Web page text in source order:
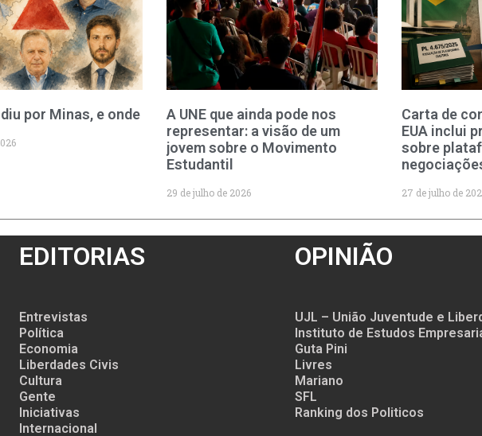
por Minas, e onde
A UNE que ainda pode nos
representar: a visão de um
jovem sobre o Movimento
Estudantil
29 de julho de 2026
Carta de
EUA inclui
sobre
27 de julho de
EDITORIAS
Entrevistas
Política
Economia
Liberdades Civis
Cultura
Gente
Iniciativas
Internacional
OPINIÃO
UJL – União Juventude e
Instituto de Estudos
Guta Pini
Livres
Mariano
SFL
Ranking dos Politicos